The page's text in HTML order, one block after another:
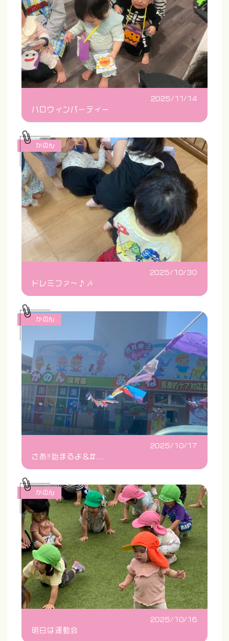
2025/11/14
ハロウィンパーティー
2025/10/30
ドレミファ〜♪🎶
かのん
2025/10/17
さあ‼️始まるよ&#...
かのん
2025/10/16
明日は運動会
かのん